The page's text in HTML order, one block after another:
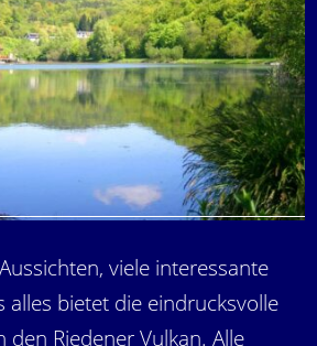
viele interessante
alles bietet die eindrucksvolle
Riedener Vulkan. Alle